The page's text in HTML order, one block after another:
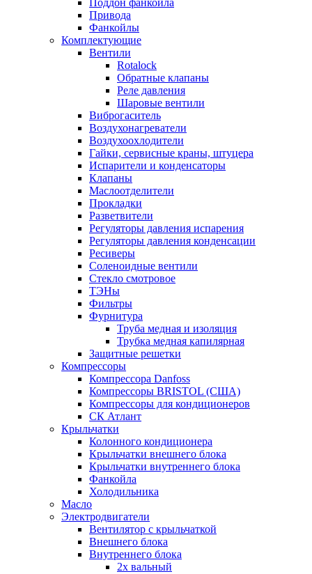
Поддон фанкойла
Привода
Фанкойлы
Комплектующие
Вентили
Rotalock
Обратные клапаны
Реле давления
Шаровые вентили
Виброгаситель
Воздухонагреватели
Воздухоохлодители
Гайки, сервисные краны, штуцера
Испарители и конденсаторы
Клапаны
Маслоотделители
Прокладки
Разветвители
Регуляторы давления испарения
Регуляторы давления конденсации
Ресиверы
Соленоидные вентили
Стекло смотровое
ТЭНы
Фильтры
Фурнитура
Труба медная и изоляция
Трубка медная капилярная
Защитные решетки
Компрессоры
Компрессора Danfoss
Компрессоры BRISTOL (США)
Компрессоры для кондиционеров
СК Атлант
Крыльчатки
Колонного кондиционера
Крыльчатки внешнего блока
Крыльчатки внутреннего блока
Фанкойла
Холодильника
Масло
Электродвигатели
Вентилятор с крыльчаткой
Внешнего блока
Внутреннего блока
2х вальный